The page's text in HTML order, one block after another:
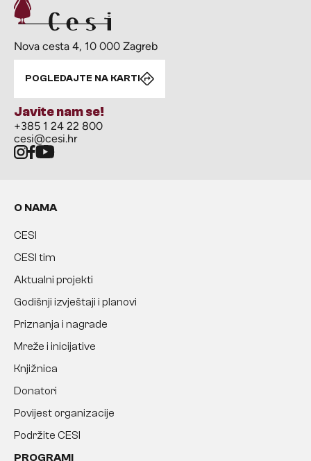
Nova cesta 4, 10 000 Zagreb
POGLEDAJTE NA KARTI
Javite nam se!
+385 1 24 22 800
cesi@cesi.hr
O NAMA
CESI
CESI tim
Aktualni projekti
Godišnji izvještaji i planovi
Priznanja i nagrade
Mreže i inicijative
Knjižnica
Donatori
Povijest organizacije
Podržite CESI
PROGRAMI